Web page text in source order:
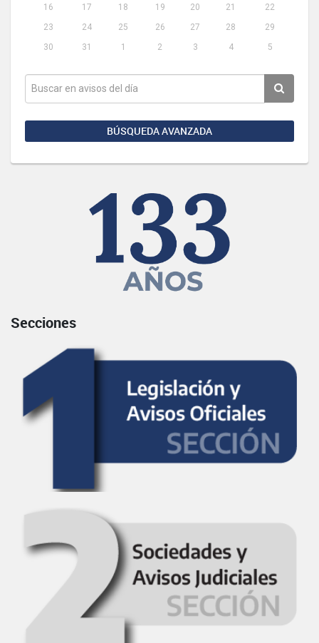
16
17 18 19 20 21
22
23
24 25 26 27 28
29
30
31 1 2 3 4 5
BÚSQUEDA AVANZADA
Secciones